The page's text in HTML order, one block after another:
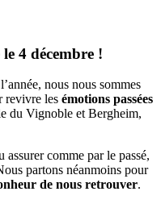
4 décembre !
nous nous sommes
revivre les émotions passées
du Vignoble et Bergheim,
assurer comme par le passé,
partons néanmoins pour
de nous retrouver.